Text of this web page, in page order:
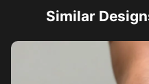
Similar